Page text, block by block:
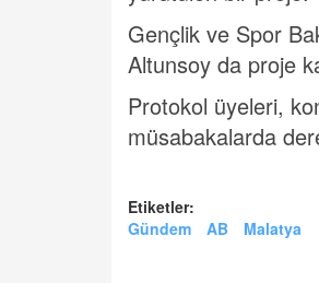
Gençlik ve Spor
Altunsoy da proje
Protokol üyeleri,
müsabakalarda
Etiketler:
Gündem
AB Malatya